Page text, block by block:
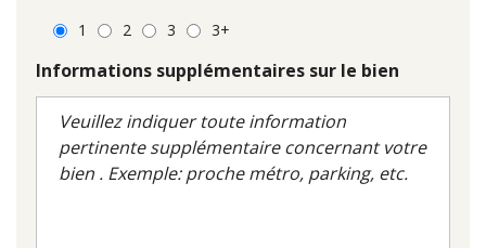
1 2 3 3+
Informations supplémentaires sur le bien